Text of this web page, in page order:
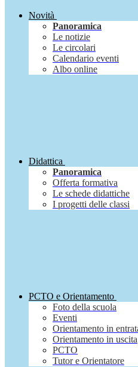
Novità
Panoramica
Le notizie
Le circolari
Calendario eventi
Albo online
Didattica
Panoramica
Offerta formativa
Le schede didattiche
I progetti delle classi
PCTO e Orientamento
Foto della scuola
Eventi
Orientamento in
Orientamento in uscita
PCTO
Tutor e Orientatore